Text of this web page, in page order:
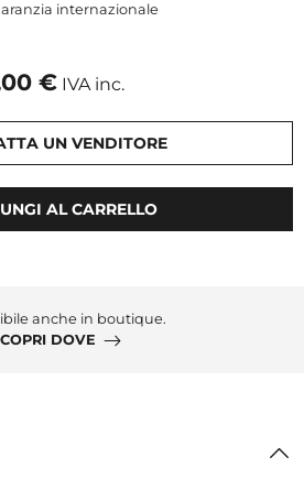
internazionale
€ IVA inc.
UN VENDITORE
AL CARRELLO
anche in boutique.
DOVE